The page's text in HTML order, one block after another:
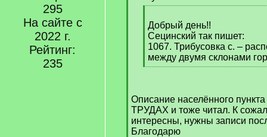
295
На сайте с
2022 г.
Рейтинг:
235
q
]
Добрый день!!
Сецинский так пишет:
1067. Трибусовка с. –
между двумя склонами гор
[
]
Описание населённого
ТРУДАХ и тоже читал. К
интересны, нужны записи
Благодарю